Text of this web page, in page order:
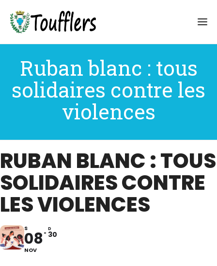
Ruban blanc : tous
solidaires contre les
violences
RUBAN BLANC : TOUS
SOLIDAIRES CONTRE
LES VIOLENCES
S
08
NOV
D
30